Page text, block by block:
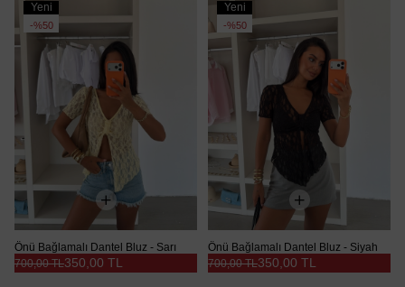
Yeni
Ürün
%50
Önü Bağlamalı Dantel Bluz - Sarı
350,00 TL
700,00 TL
Yeni
Ürün
%50
Önü Bağlamalı Dantel Bluz - Siyah
350,00 TL
700,00 TL